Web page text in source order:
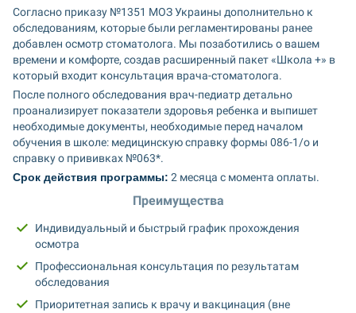
Согласно приказу №1351 МОЗ Украины дополнительно к
обследованиям, которые были регламентированы ранее
добавлен осмотр стоматолога. Мы позаботились о вашем
времени и комфорте, создав расширенный пакет «Школа +» в
который входит консультация врача-стоматолога.
После полного обследования врач-педиатр детально
проанализирует показатели здоровья ребенка и выпишет
необходимые документы, необходимые перед началом
обучения в школе: медицинскую справку формы 086-1/о и
справку о прививках №063*.
Срок действия программы: 2 месяца с момента оплаты.
Преимущества
Индивидуальный и быстрый график прохождения
осмотра
Профессиональная консультация по результатам
обследования
Приоритетная запись к врачу и вакцинация (вне